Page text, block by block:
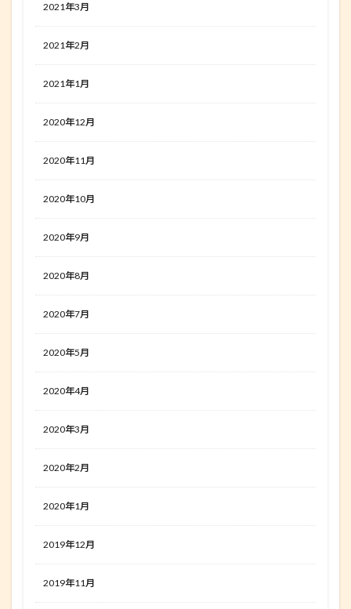
2021年3月
2021年2月
2021年1月
2020年12月
2020年11月
2020年10月
2020年9月
2020年8月
2020年7月
2020年5月
2020年4月
2020年3月
2020年2月
2020年1月
2019年12月
2019年11月